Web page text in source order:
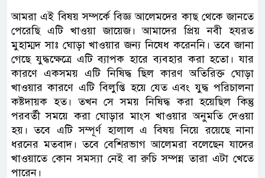
আমরা এই বিষয় সম্পর্কে বিজ্ঞ আলেমদের কাছ থেকে জানতে
পেরেছি এটি খাওয়া জায়েজ। আমাদের প্রিয় নবী হযরত
মুহাম্মদ সাঃ ঘোড়া খাওয়ার জন্য নিষেধ করেননি। তবে জানা
গেছে যুদ্ধক্ষেত্রে এটি ব্যাপক হারে ব্যবহার করা হতো। যার
কারণে একসময় এটি নিষিদ্ধ ছিল কারণ অতিরিক্ত ঘোড়া
খাওয়ার কারণে এটি বিলুপ্তি হয়ে যেত এবং যুদ্ধ পরিচালনা
কষ্টদায়ক হত। তখন সে সময় নিষিদ্ধ করা হয়েছিল কিন্তু
পরবর্তী সময়ে করা ঘোড়ার মাংস খাওয়ার অনুমতি দেওয়া
হয়। তবে এটি সম্পূর্ণ হালাল এ বিষয় নিয়ে রয়েছে নানা
ধরনের মতবাদ। তবে বেশিরভাগ আলেমরা বলেছেন যাদের
খাওয়াতে কোন সমস্যা নেই বা রুচি সম্পন্ন তারা এটা খেতে
পারেন।